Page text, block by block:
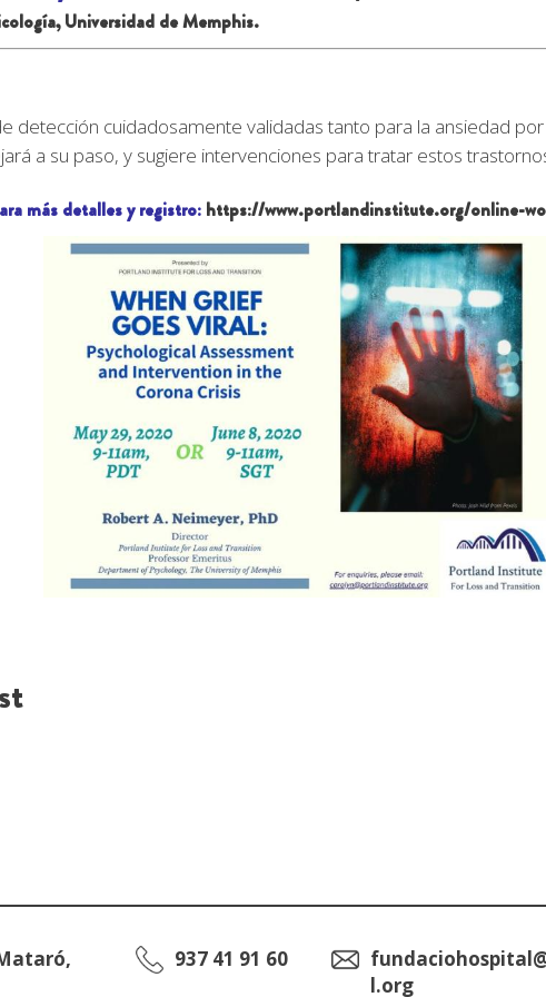
Universidad de Memphis.
detección cuidadosamente validadas tanto para la ansiedad
a su paso, y sugiere intervenciones para tratar estos
más detalles y registro: https://www.portlandinstitute.org/online-
937 41 91 60
l.org